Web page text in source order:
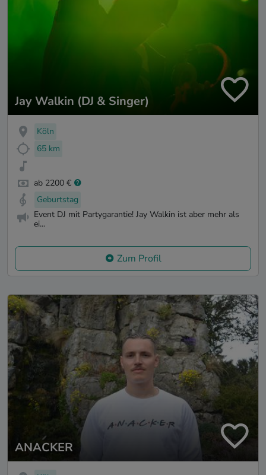
Jay Walkin (DJ & Singer)
Köln
65 km
ab 2200 €
Geburtstag
Event DJ mit Partygarantie! Jay Walkin ist aber mehr als
ei...
Zum Profil
ANACKER